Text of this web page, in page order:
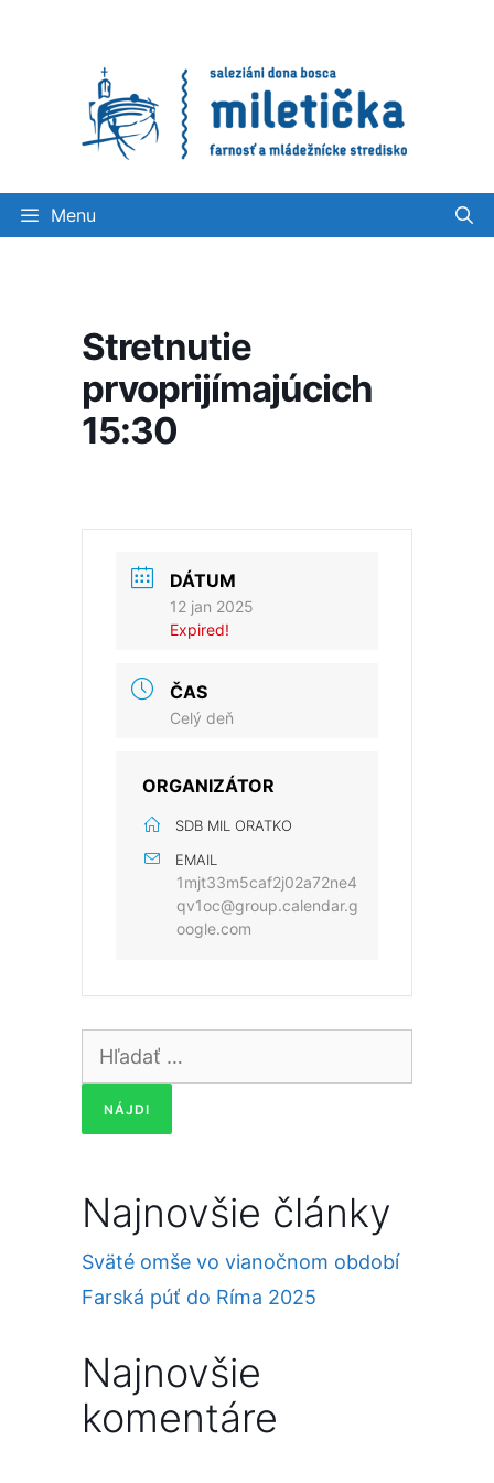
Menu
Stretnutie
prvoprijímajúcich
15:30
DÁTUM
12 jan 2025
Expired!
ČAS
Celý deň
ORGANIZÁTOR
SDB MIL ORATKO
EMAIL
1mjt33m5caf2j02a72ne4
qv1oc@group.calendar.g
oogle.com
Hľadať:
Najnovšie články
Sväté omše vo vianočnom období
Farská púť do Ríma 2025
Najnovšie
komentáre